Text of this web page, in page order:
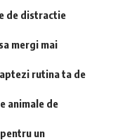
de distractie
mergi mai
rutina ta de
animale de
un